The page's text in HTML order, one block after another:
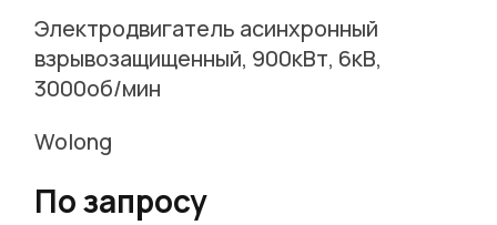
Электродвигатель асинхронный
взрывозащищенный, 900кВт, 6кВ,
3000об/мин
Wolong
По запросу